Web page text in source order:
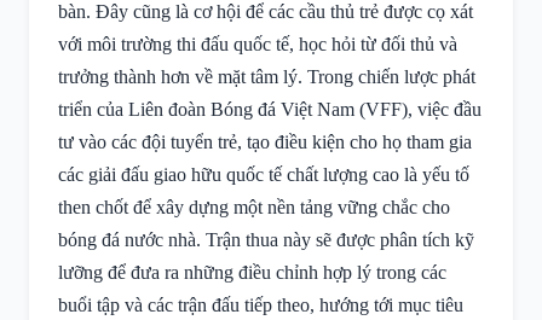
bàn. Đây cũng là cơ hội để các cầu thủ trẻ được cọ xát
với môi trường thi đấu quốc tế, học hỏi từ đối thủ và
trưởng thành hơn về mặt tâm lý. Trong chiến lược phát
triển của Liên đoàn Bóng đá Việt Nam (VFF), việc đầu
tư vào các đội tuyển trẻ, tạo điều kiện cho họ tham gia
các giải đấu giao hữu quốc tế chất lượng cao là yếu tố
then chốt để xây dựng một nền tảng vững chắc cho
bóng đá nước nhà. Trận thua này sẽ được phân tích kỹ
lưỡng để đưa ra những điều chỉnh hợp lý trong các
buổi tập và các trận đấu tiếp theo, hướng tới mục tiêu